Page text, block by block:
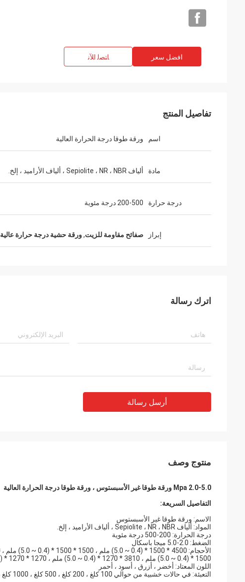
افضل سعر ﺎﺘﺼﻟ ﺍﻶﻧ
تفاصيل المنتج
اسم ورقة طوقا درجة الحرارة العالية
مادة ألياف Sepiolite ، NR ، NBR ، ألياف الأراميد ، إلخ.
درجة حرارة 200-500 درجة مئوية
إبراز صفائح مقاومة للزيت,ورقة حشية درجة حرارة عالية
اترك رسالة
أرسل رسالة
منتوج وصف
2.0-5.0 Mpa ورقة طوقا غير الأسبستوس ، ورقة طوقا درجة الحرارة العالية
التفاصيل السريعة:
الاسم: ورقة طوقا غير الأسبستوس
المواد: ألياف Sepiolite ، NR ، NBR ، ألياف الأراميد ، إلخ.
درجة الحرارة: 200-500 درجة مئوية
الضغط: 2.0-5.0 ميجا باسكال
1500 * (0.4 ~ 5.0) ملم ، 3810 * 1270 * (0.4 ~ 5.0) ملم ، 1270 * 1270 * (0.4 ~ 5.0) ملم
اللون المعتاد: أخضر ، أزرق ، أسود ، أحمر
التعبئة: في حالات خشبية من حوالي 100 كلغ ، 200 كلغ ، 500 كلغ ، 1000 كلغ صافي لكل منهما.